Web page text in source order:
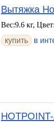
Вытяжка
Вес:9.6 кг,
купить
в